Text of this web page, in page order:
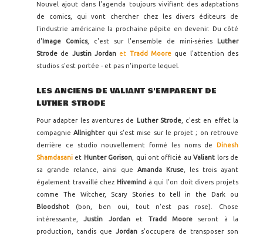
Nouvel ajout dans l'agenda toujours vivifiant des adaptations
de comics, qui vont chercher chez les divers éditeurs de
l'industrie américaine la prochaine pépite en devenir. Du côté
d'Image Comics, c'est sur l'ensemble de mini-séries Luther
Strode de Justin Jordan et Tradd Moore que l'attention des
studios s'est portée - et pas n'importe lequel.
LES ANCIENS DE VALIANT S'EMPARENT DE
LUTHER STRODE
Pour adapter les aventures de Luther Strode, c'est en effet la
compagnieAllnighterqui s'est mise sur le projet ; on retrouve
derrière ce studio nouvellement formé les noms de
Dinesh
Shamdasani et Hunter Gorison , qui ont officié auValiant
lors de
sa grande relance, ainsi que Amanda Kruse , les trois ayant
également travaillé chez Hivemind à qui l'on doit divers projets
comme The Witcher, Scary Stories to tell in the Dark ou
Bloodshot (bon, ben oui, tout n'est pas rose). Chose
intéressante,Justin Jordan et Tradd Moore seront à la
production, tandis que Jordan s'occupera de transposer son